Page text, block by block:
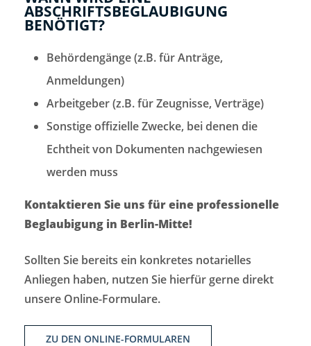
ABSCHRIFTSBEGLAUBIGUNG
BENÖTIGT?
Behördengänge (z.B. für Anträge,
Anmeldungen)
Arbeitgeber (z.B. für Zeugnisse, Verträge)
Sonstige offizielle Zwecke, bei denen die
Echtheit von Dokumenten nachgewiesen
werden muss
Kontaktieren Sie uns für eine professionelle
Beglaubigung in Berlin-Mitte!
Sollten Sie bereits ein konkretes notarielles
Anliegen haben, nutzen Sie hierfür gerne direkt
unsere Online-Formulare.
ZU DEN ONLINE-FORMULAREN